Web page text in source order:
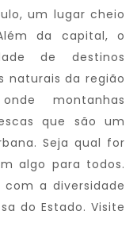
um lugar cheio
da capital, o
de destinos
naturais da região
montanhas
que são um
Seja qual for
algo para todos.
com a diversidade
do Estado. Visite